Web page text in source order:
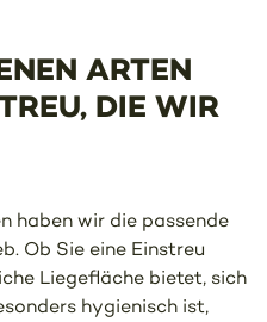
ARTEN
DIE WIR
haben wir die passende
Ob Sie eine Einstreu
Liegefläche bietet, sich
hygienisch ist,